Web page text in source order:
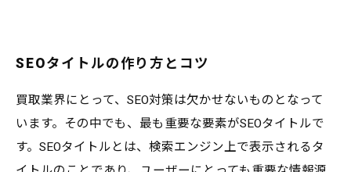
SEOタイトルの作り方とコツ
買取業界にとって、SEO対策は欠かせないものとなって
います。その中でも、最も重要な要素がSEOタイトルで
す。SEOタイトルとは、検索エンジン上で表示されるタ